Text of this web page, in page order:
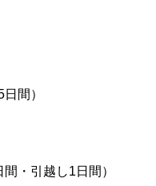
間）
・引越し1日間）